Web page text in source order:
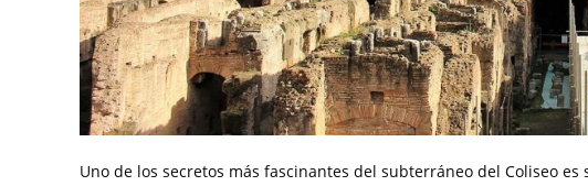
Uno de los secretos más fascinantes del subterráneo del Coliseo es